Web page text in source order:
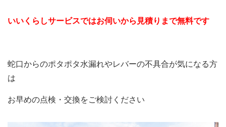
いいくらしサービスではお伺いから見積りまで無料です
蛇口からのポタポタ水漏れやレバーの不具合が気になる方
は
お早めの点検・交換をご検討ください